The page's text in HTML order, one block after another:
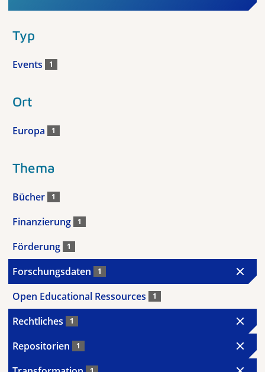
Typ
Events 1
Ort
Europa 1
Thema
Bücher 1
Finanzierung 1
Förderung 1
Forschungsdaten 1
Open Educational Ressources 1
Rechtliches 1
Repositorien 1